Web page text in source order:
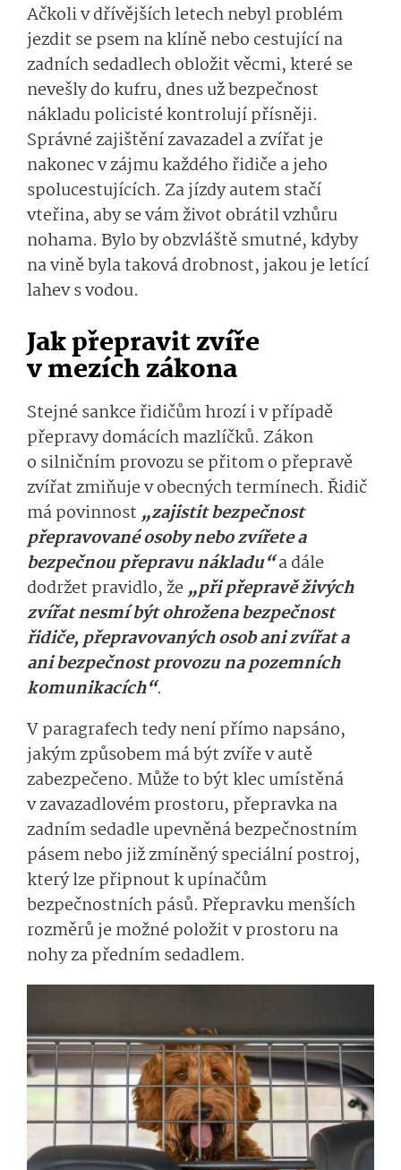
Ačkoli v dřívějších letech nebyl problém
jezdit se psem na klíně nebo cestující na
zadních sedadlech obložit věcmi, které se
nevešly do kufru, dnes už bezpečnost
nákladu policisté kontrolují přísněji.
Správné zajištění zavazadel a zvířat je
nakonec v zájmu každého řidiče a jeho
spolucestujících. Za jízdy autem stačí
vteřina, aby se vám život obrátil vzhůru
nohama. Bylo by obzvláště smutné, kdyby
na vině byla taková drobnost, jakou je letící
lahev s vodou.
Jak přepravit zvíře
v mezích zákona
Stejné sankce řidičům hrozí i v případě
přepravy domácích mazlíčků. Zákon
o silničním provozu se přitom o přepravě
zvířat zmiňuje v obecných termínech. Řidič
má povinnost „za­jistit bezpečnost
přepravované osoby nebo zvířete a
bezpečnou přepravu nákladu“a dále
dodržet pravidlo, že „při přepravě živých
zvířat nesmí být ohrožena bezpečnost
řidiče, přepravovaných osob ani zvířat a
ani bezpečnost provozu na pozemních
komunikacích“.
V paragrafech tedy není přímo napsáno,
jakým způsobem má být zvíře v autě
zabezpečeno. Může to být klec umístěná
v zavazadlovém prostoru, přepravka na
zadním sedadle upevněná bezpečnostním
pásem nebo již zmíněný speciální postroj,
který lze připnout k upínačům
bezpečnostních pásů. Přepravku menších
rozměrů je možné položit v prostoru na
nohy za předním sedadlem.